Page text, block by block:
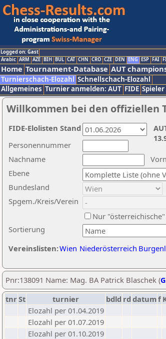
Logged on: Gast
Arabic ARM AZE BIH BUL CAT CHN CRO CZE DEN ENG ESP FAI
Home Tournament-Database AUT
Turnierschach-Elozahl Schnellschach-Elozahl
Allgemeines Turnier anmelden: AUT FIDE
Willkommen bei den offiziellen
Nachname
Ebene
Sortierung
Personennummer
Bundesland
Spgem./Kreis/Verein
Nur
Vereinslisten:Wien Niederösterreich
FIDE-Elolisten Stand
Pnr:138091 Name: Mag. BA Patrick Blaschek (
tnrSt turnier bdld rd datumf
Elozahl per 01.04.2019
Elozahl per 01.07.2019
Elozahl per 01.10.2019